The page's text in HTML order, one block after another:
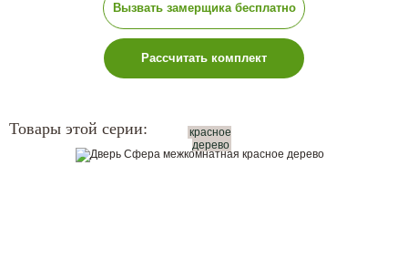
Вызвать замерщика бесплатно
Рассчитать комплект
Товары этой серии:
красное
дерево